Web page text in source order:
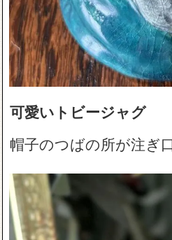
可愛いトビージャグ
帽子のつばの所が注ぎ